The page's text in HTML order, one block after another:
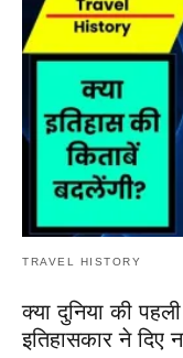
TRAVEL HISTORY
क्या दुनिया की
इतिहासकार ने दिए